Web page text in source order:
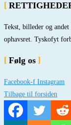
Tekst, billeder og
ophavsret. Tyskofyt
Følg os
Facebook-f Instagram
Tilbage til forsiden